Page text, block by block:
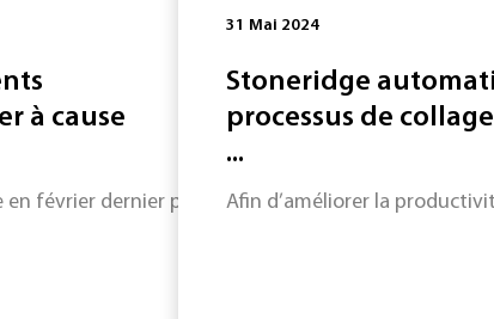
à cause
février dernier par une équipe de chercheurs de
31 Mai 2024
Stoneridge
processus de
...
Afin d’améliorer la